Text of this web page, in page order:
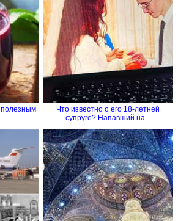
полезным
Что известно о его 18-летней
супруге? Напавший на...